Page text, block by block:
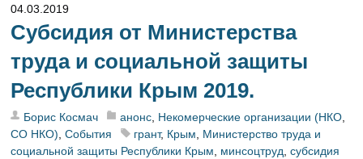
04.03.2019
Субсидия от Министерства
труда и социальной защиты
Республики Крым 2019.
Борис Космач анонс Некомерческие организации (НКО
СО НКО) ,События грант, Крым
Министерство труда и
социальной защиты Республики Крым
минсоцтруд ,субсидия